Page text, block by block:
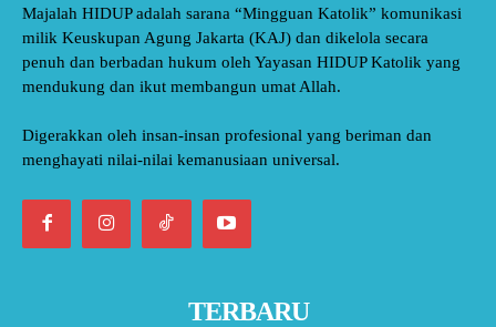
Majalah HIDUP adalah sarana “Mingguan Katolik” komunikasi
milik Keuskupan Agung Jakarta (KAJ) dan dikelola secara
penuh dan berbadan hukum oleh Yayasan HIDUP Katolik yang
mendukung dan ikut membangun umat Allah.
Digerakkan oleh insan-insan profesional yang beriman dan
menghayati nilai-nilai kemanusiaan universal.
TERBARU